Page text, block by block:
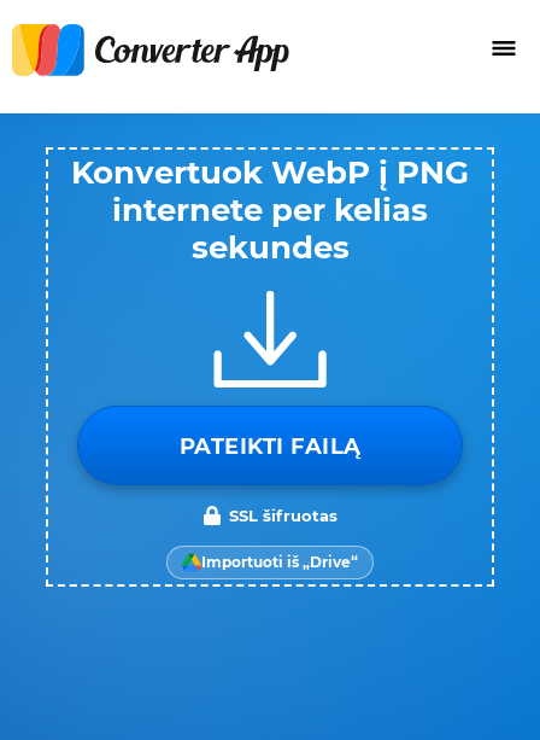
Konvertuok WebP į PNG
internete per kelias
sekundes
PATEIKTI FAILĄ
SSL šifruotas
Importuoti iš „Drive“